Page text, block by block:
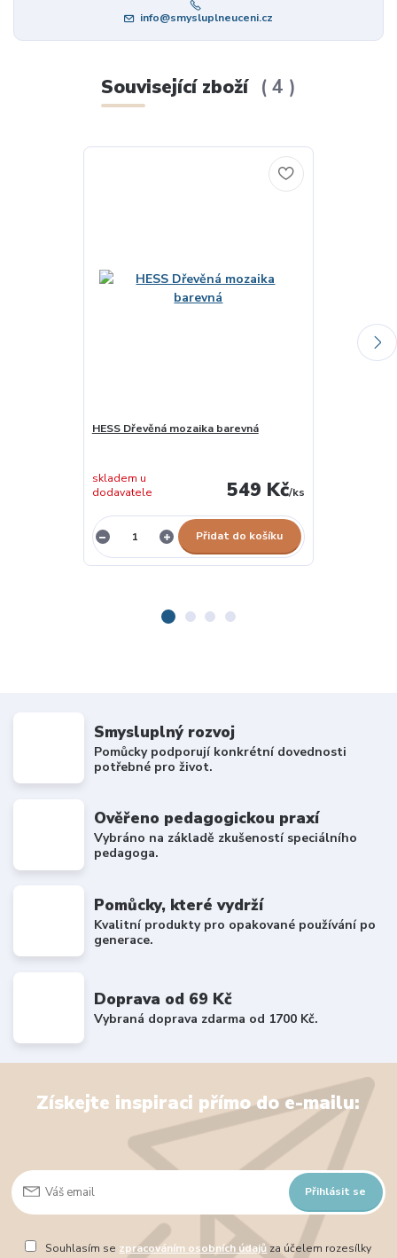
info@smysluplneuceni.cz
Související zboží 4
HESS Dřevěná mozaika barevná
549 Kč/ks
skladem u
dodavatele
Přidat do košíku
Smysluplný rozvoj
Pomůcky podporují konkrétní dovednosti
potřebné pro život.
Ověřeno pedagogickou praxí
Vybráno na základě zkušeností speciálního
pedagoga.
Pomůcky, které vydrží
Kvalitní produkty pro opakované používání po
generace.
Doprava od 69 Kč
Vybraná doprava zdarma od 1700 Kč.
Získejte inspiraci přímo do e-mailu:
Přihlásit se
Souhlasím se zpracováním osobních údajů za účelem rozesílky